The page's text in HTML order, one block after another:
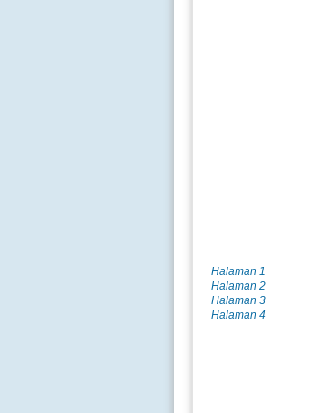
Halaman 1
Halaman 2
Halaman 3
Halaman 4